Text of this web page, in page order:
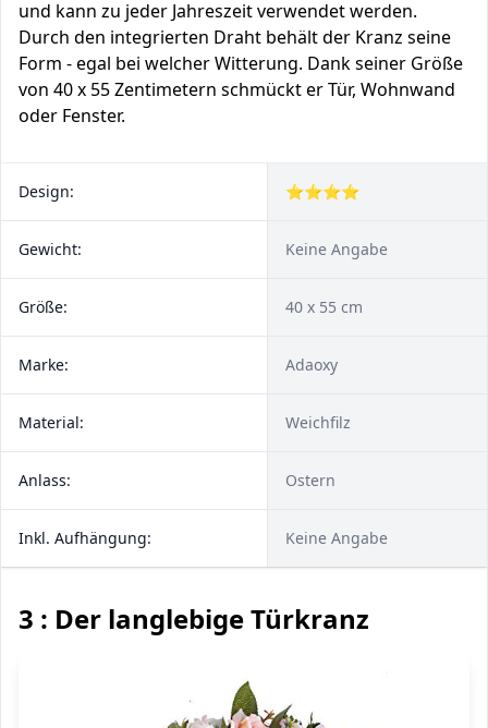
und kann zu jeder Jahreszeit verwendet werden.
Durch den integrierten Draht behält der Kranz seine
Form - egal bei welcher Witterung. Dank seiner Größe
von 40 x 55 Zentimetern schmückt er Tür, Wohnwand
oder Fenster.
Design: ⭐⭐⭐⭐
Gewicht: Keine Angabe
Größe: 40 x 55 cm
Marke: Adaoxy
Material: Weichfilz
Anlass: Ostern
Inkl. Aufhängung: Keine Angabe
3 : Der langlebige Türkranz